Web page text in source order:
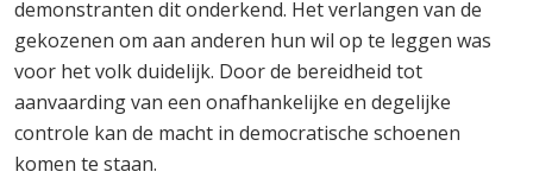
demonstranten dit onderkend. Het verlangen van de
gekozenen om aan anderen hun wil op te leggen was
voor het volk duidelijk. Door de bereidheid tot
aanvaarding van een onafhankelijke en degelijke
controle kan de macht in democratische schoenen
komen te staan.